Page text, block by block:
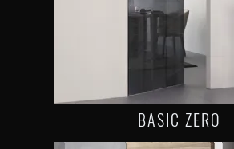
BASIC ZERO